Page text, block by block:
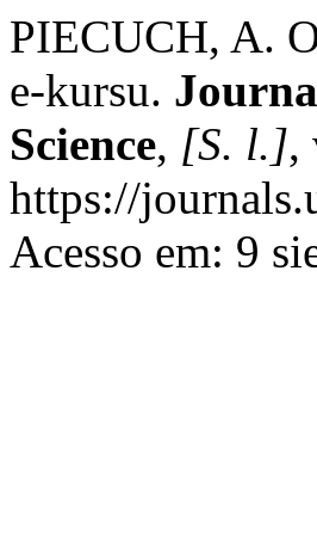
PIECUCH, A.
e-kursu.
Science, [S. l.],
https://
Acesso em: 9